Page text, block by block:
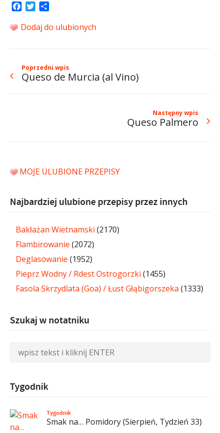
Facebook
Twitter
Dodaj do ulubionych
Poprzedni wpis
Queso de Murcia (al Vino)
Następny wpis
Queso Palmero
MOJE ULUBIONE PRZEPISY
Najbardziej ulubione przepisy przez innych
Bakłażan Wietnamski (2170)
Flambirowanie (2072)
Deglasowanie (1952)
Pieprz Wodny / Rdest Ostrogorzki (1455)
Fasola Skrzydlata (Goa) / Łust Głąbigorszeka (1333)
Szukaj w notatniku
Tygodnik
Tygodnik
Smak na… Pomidory (Sierpień, Tydzień 33)